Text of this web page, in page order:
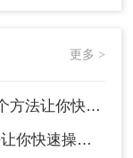
更多 >
你快速转换!
快速操作!！